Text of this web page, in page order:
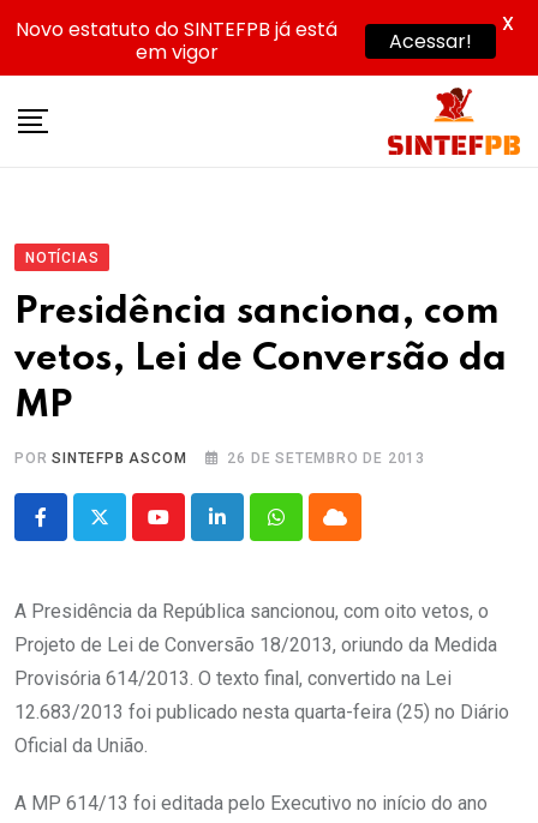
NOTÍCIAS
Presidência sanciona, com
vetos, Lei de Conversão da
MP
PORSINTEFPB ASCOM 26 DE SETEMBRO DE 2013
YoutubeLinkedInWhatsappCloud
A Presidência da República sancionou, com oito vetos, o
Projeto de Lei de Conversão 18/2013, oriundo da Medida
Provisória 614/2013. O texto final, convertido na Lei
12.683/2013 foi publicado nesta quarta-feira (25) no Diário
Oficial da União.
A MP 614/13 foi editada pelo Executivo no início do ano
Novo estatuto do SINTEFPB já está
em vigor
Acessar!
X